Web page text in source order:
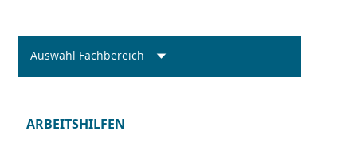
Auswahl Fachbereich
ARBEITSHILFEN